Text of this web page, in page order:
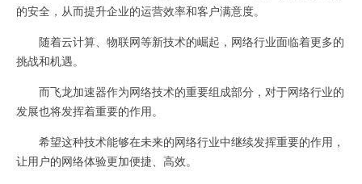
的安全，从而提升企业的运营效率和客户满意度。
随着云计算、物联网等新技术的崛起，网络行业面临着更多的
挑战和机遇。
而飞龙加速器作为网络技术的重要组成部分，对于网络行业的
发展也将发挥着重要的作用。
希望这种技术能够在未来的网络行业中继续发挥重要的作用，
让用户的网络体验更加便捷、高效。